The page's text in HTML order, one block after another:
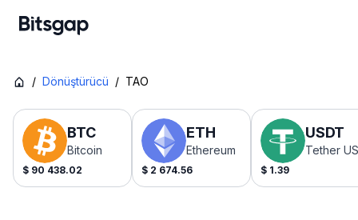
/ Dönüştürücü / TAO
BTC
Bitcoin
$ 90 438.02
ETH
Ethereum
$ 2 674.56
USDT
Tether
$ 1.39